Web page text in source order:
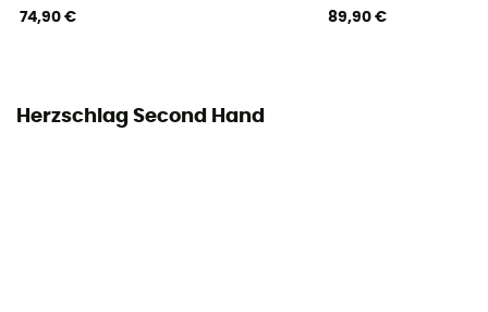
74,90 € 89,90 €
Herzschlag Second Hand